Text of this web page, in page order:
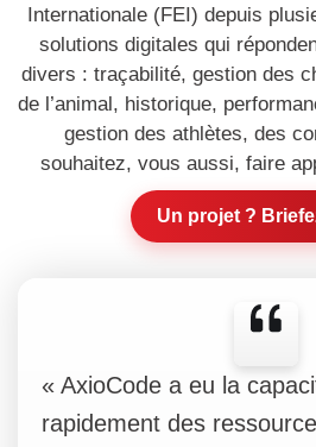
Internationale (FEI) depuis
solutions digitales qui
divers : traçabilité, gestion des
de l’animal, historique,
gestion des athlètes, des
souhaitez, vous aussi, faire
Un projet ?
« AxioCode a eu la
rapidement des